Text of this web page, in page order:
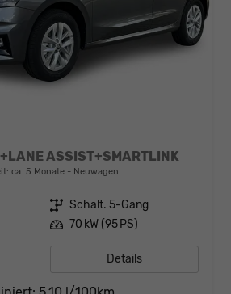
ASSIST+SMARTLINK
ca. 5 Monate Neuwagen
Getriebe Schalt. 5-Gang
Leistung 70 kW (95 PS)
Details